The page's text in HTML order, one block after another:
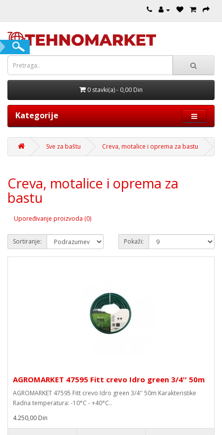
0 stavki(a) - 0,00 Din
Kategorije
Sve za baštu Creva, motalice i oprema za bastu
Creva, motalice i oprema za
bastu
Upoređivanje proizvoda (0)
Sortiranje: Pokaži:
AGROMARKET 47595 Fitt crevo Idro green 3/4'' 50m
AGROMARKET 47595 Fitt crevo Idro green 3/4'' 50m Karakteristike
Radna temperatura: -10°C - +40°C..
4.250,00 Din